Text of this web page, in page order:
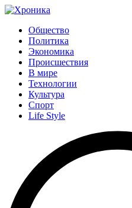
Общество
Политика
Экономика
Происшествия
В мире
Технологии
Культура
Спорт
Life Style